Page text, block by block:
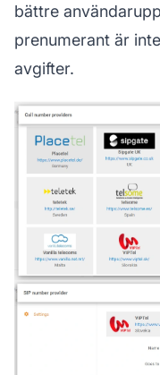
bättre
prenumerant är
avgifter.